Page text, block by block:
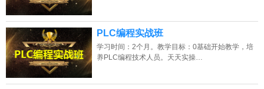
PLC编程实战班
学习时间：2个月。教学目标：0基础开始教学，培
养PLC编程技术人员。天天实操…